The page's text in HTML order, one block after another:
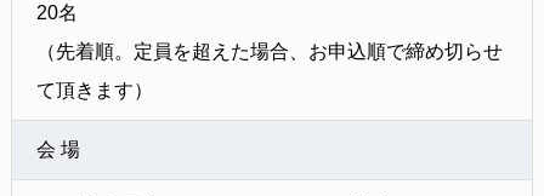
20名
（先着順。定員を超えた場合、お申込順で締め切らせ
て頂きます）
会 場